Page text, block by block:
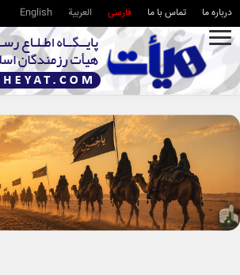
درباره ما تماس با ما فارسی العربية English